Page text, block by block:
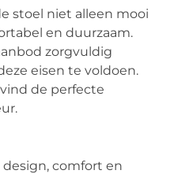
stoel niet alleen mooi
en duurzaam.
zorgvuldig
eisen te voldoen.
de perfecte
comfort en